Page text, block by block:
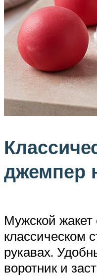
джемпер
Мужской
классическом
рукавах.
воротник и